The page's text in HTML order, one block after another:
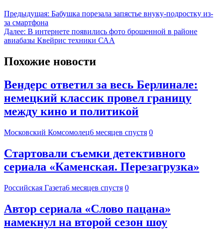
Предыдущая: Бабушка порезала запястье внуку-подростку из-
за смартфона
Далее: В интернете появились фото брошенной в районе
авиабазы Квейрис техники САА
Похожие новости
Вендерс ответил за весь Берлинале:
немецкий классик провел границу
между кино и политикой
Московский Комсомолец6 месяцев спустя 0
Стартовали съемки детективного
сериала «Каменская. Перезагрузка»
Российская Газета6 месяцев спустя 0
Автор сериала «Слово пацана»
намекнул на второй сезон шоу